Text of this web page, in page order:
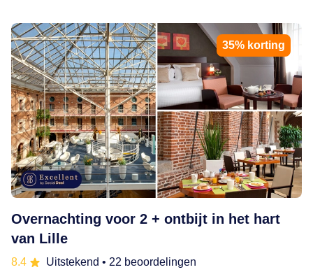
35% korting
Overnachting voor 2 + ontbijt in het hart
van Lille
8.4 Uitstekend • 22 beoordelingen